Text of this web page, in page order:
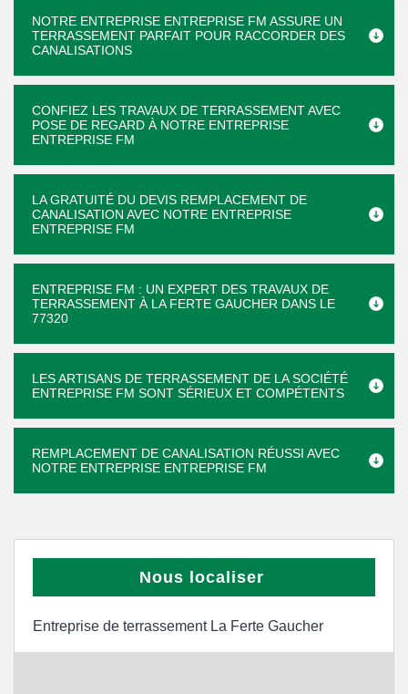
NOTRE ENTREPRISE ENTREPRISE FM ASSURE UN
TERRASSEMENT PARFAIT POUR RACCORDER DES
CANALISATIONS
CONFIEZ LES TRAVAUX DE TERRASSEMENT AVEC
POSE DE REGARD À NOTRE ENTREPRISE
ENTREPRISE FM
LA GRATUITÉ DU DEVIS REMPLACEMENT DE
CANALISATION AVEC NOTRE ENTREPRISE
ENTREPRISE FM
ENTREPRISE FM : UN EXPERT DES TRAVAUX DE
TERRASSEMENT À LA FERTE GAUCHER DANS LE
77320
LES ARTISANS DE TERRASSEMENT DE LA SOCIÉTÉ
ENTREPRISE FM SONT SÉRIEUX ET COMPÉTENTS
REMPLACEMENT DE CANALISATION RÉUSSI AVEC
NOTRE ENTREPRISE ENTREPRISE FM
Nous localiser
Entreprise de terrassement La Ferte Gaucher